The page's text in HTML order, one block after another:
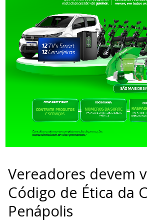
Vereadores devem
Código de Ética da
Penápolis